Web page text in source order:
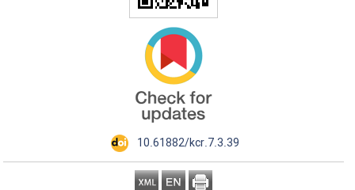
‎ 10.61882/kcr.7.3.39